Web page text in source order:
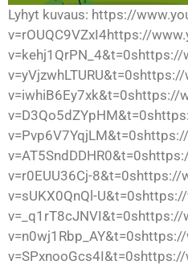
Lyhyt kuvaus: https://
v=rOUQC9VZxI4https://
v=iwhiB6Ey7xk&t=0shttps://
v=r0EUU36Cj-
v=sUKX0QnQl-